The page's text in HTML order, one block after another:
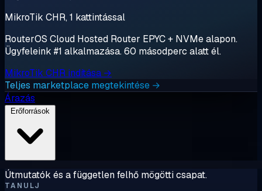
MikroTik CHR, 1 kattintással
RouterOS Cloud Hosted Router EPYC + NVMe alapon.
Ügyfeleink #1 alkalmazása. 60 másodperc alatt él.
MikroTik CHR indítása →
Teljes marketplace megtekintése →
Árazás
Útmutatók és a független felhő mögötti csapat.
TANULJ